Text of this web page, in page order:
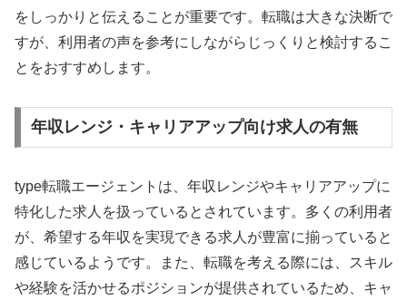
をしっかりと伝えることが重要です。転職は大きな決断で
すが、利用者の声を参考にしながらじっくりと検討するこ
とをおすすめします。
年収レンジ・キャリアアップ向け求人の有無
type転職エージェントは、年収レンジやキャリアアップに
特化した求人を扱っているとされています。多くの利用者
が、希望する年収を実現できる求人が豊富に揃っていると
感じているようです。また、転職を考える際には、スキル
や経験を活かせるポジションが提供されているため、キャ